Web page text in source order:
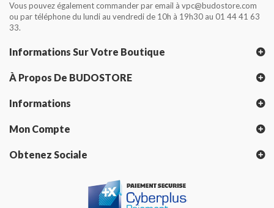
Vous pouvez également commander par email à vpc@budostore.com
ou par téléphone du lundi au vendredi de 10h à 19h30 au 01 44 41 63
33.
Informations Sur Votre Boutique
À Propos De BUDOSTORE
Informations
Mon Compte
Obtenez Sociale